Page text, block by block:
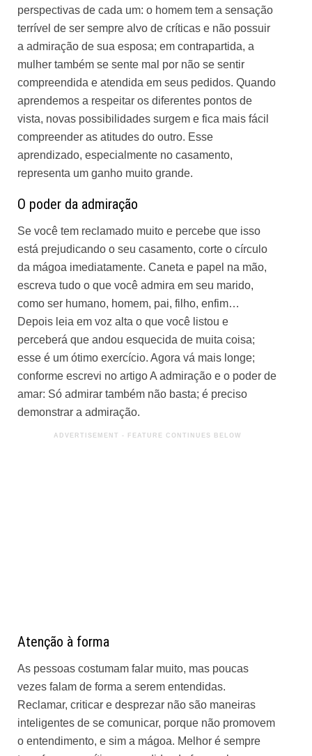
perspectivas de cada um: o homem tem a sensação
terrível de ser sempre alvo de críticas e não possuir
a admiração de sua esposa; em contrapartida, a
mulher também se sente mal por não se sentir
compreendida e atendida em seus pedidos. Quando
aprendemos a respeitar os diferentes pontos de
vista, novas possibilidades surgem e fica mais fácil
compreender as atitudes do outro. Esse
aprendizado, especialmente no casamento,
representa um ganho muito grande.
O poder da admiração
Se você tem reclamado muito e percebe que isso
está prejudicando o seu casamento, corte o círculo
da mágoa imediatamente. Caneta e papel na mão,
escreva tudo o que você admira em seu marido,
como ser humano, homem, pai, filho, enfim…
Depois leia em voz alta o que você listou e
perceberá que andou esquecida de muita coisa;
esse é um ótimo exercício. Agora vá mais longe;
conforme escrevi no artigoA admiração e o poder de
amar: Só admirar também não basta; é preciso
demonstrar a admiração.
Atenção à forma
As pessoas costumam falar muito, mas poucas
vezes falam de forma a serem entendidas.
Reclamar, criticar e desprezar não são maneiras
inteligentes de se comunicar, porque não promovem
o entendimento, e sim a mágoa. Melhor é sempre